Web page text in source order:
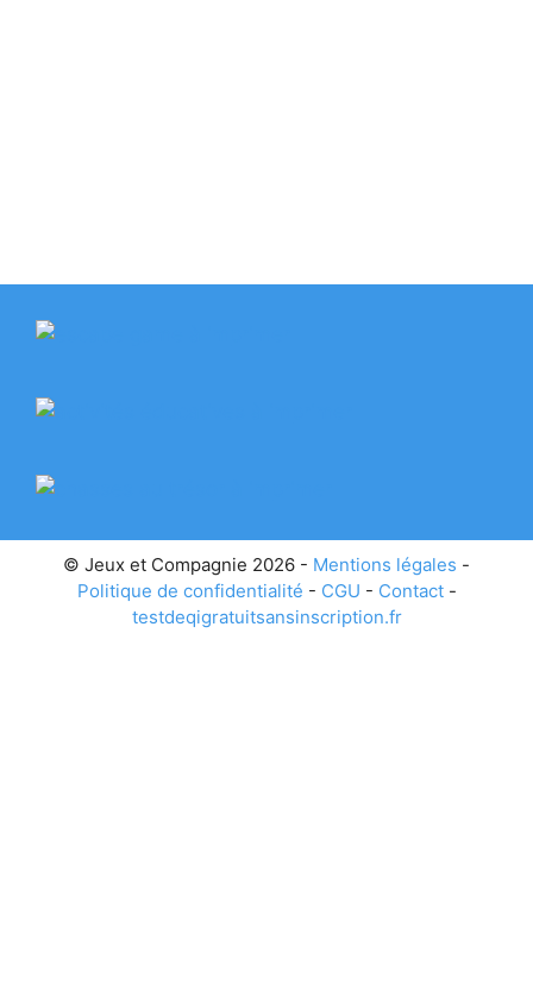
© Jeux et Compagnie 2026 - Mentions légales -
Politique de confidentialité - CGU - Contact-
testdeqigratuitsansinscription.fr